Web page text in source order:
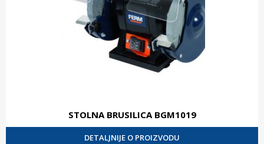
STOLNA BRUSILICA BGM1019
DETALJNIJE O PROIZVODU